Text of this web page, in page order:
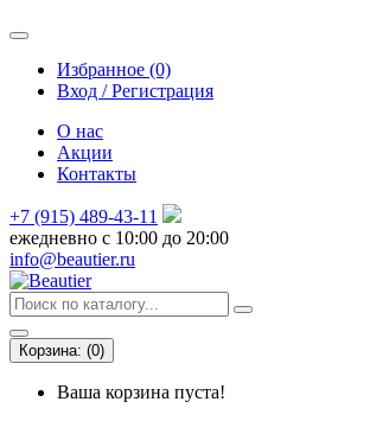
Избранное (0)
Вход / Регистрация
О нас
Акции
Контакты
+7 (915) 489-43-11
ежедневно с 10:00 до 20:00
info@beautier.ru
Корзина: (0)
Ваша корзина пуста!